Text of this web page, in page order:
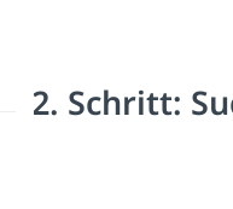
2. Schritt: